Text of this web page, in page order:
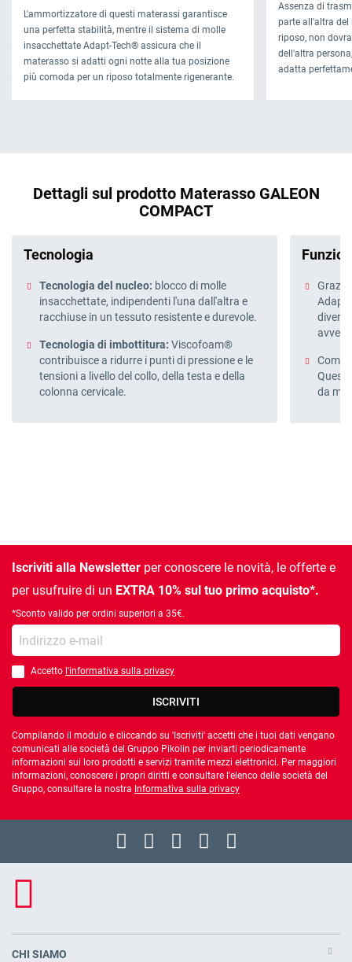
L'ammortizzatore di questi materassi garantisce
una perfetta stabilità, mentre il sistema di molle
insacchettate Adapt-Tech® assicura che il
materasso si adatti ogni notte alla tua posizione
più comoda per un riposo totalmente rigenerante.
Assenza di
parte all'altra del
riposo, non
dell'altra
adatta
Dettagli sul prodotto Materasso GALEON
COMPACT
Tecnologia
Tecnologia del nucleo: blocco di molle
insacchettate, indipendenti l'una dall'altra e
racchiuse in un tessuto resistente e durevole.
Tecnologia di imbottitura: Viscofoam®
contribuisce a ridurre i punti di pressione e le
tensioni a livello del collo, della testa e della
colonna cervicale.
Grazie
da
Iscriviti alla Newsletter per conoscere le novità, le offerte e
per usufruire di un EXTRA 10% sul tuo primo acquisto*.
*Sconto valido per ordini superiori a 35€.
la tua e-mail
È necessario accettare l'informativa sulla privacy
Accetto l'informativa sulla privacy
ISCRIVITI
Compilando il modulo e cliccando su 'Iscriviti' accetti che i tuoi dati vengano
comunicati alle società del Gruppo Pikolin per inviarti periodicamente
informazioni sui loro prodotti e servizi tramite mezzi elettronici. Per maggiori
informazioni, conoscere i propri diritti e consultare l'elenco delle società del
Gruppo, consultare la nostra Informativa sulla privacy
CHI SIAMO